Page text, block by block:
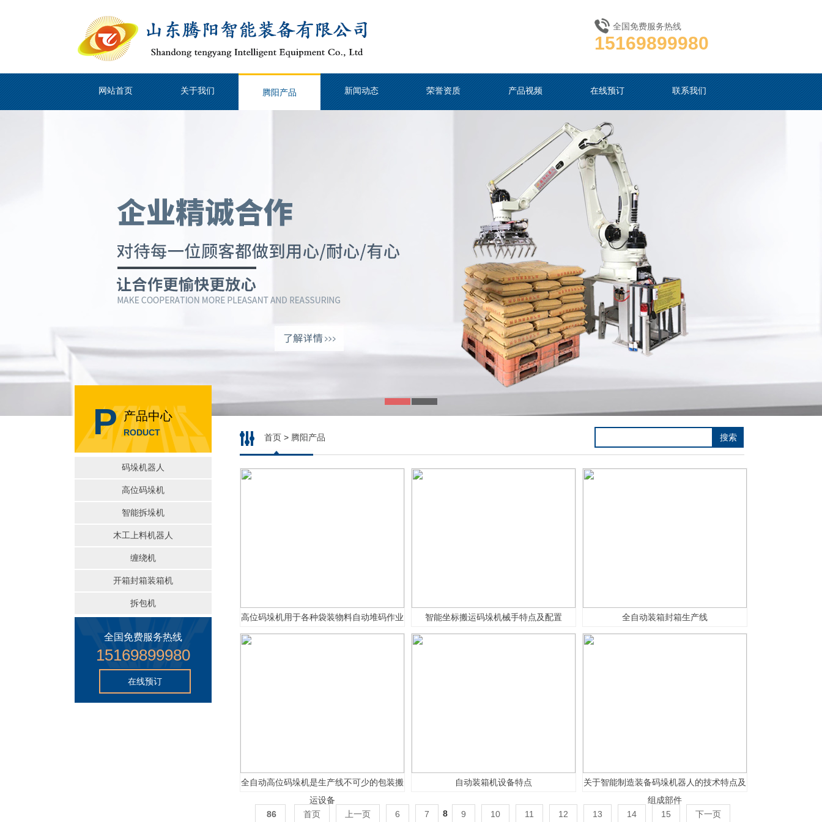
全国免费服务热线
15169899980
网站首页 关于我们 腾阳产品 新闻动态 荣誉资质 产品视频 在线预订 联系我们
P 产品中心
RODUCT
码垛机器人
高位码垛机
智能拆垛机
木工上料机器人
缠绕机
开箱封箱装箱机
拆包机
全国免费服务热线
15169899980
在线预订
首页 > 腾阳产品
高位码垛机用于各种袋装物料自动堆码作业 智能坐标搬运码垛机械手特点及配置 全自动装箱封箱生产线
全自动高位码垛机是生产线不可少的包装搬
运设备
自动装箱机设备特点
关于智能制造装备码垛机器人的技术特点及
组成部件
86
首页 上一页 6 7 8 9 10 11 12 13 14 15 下一页